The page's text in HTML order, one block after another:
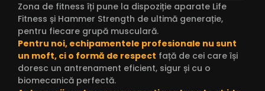
Zona de fitness îți pune la dispoziție aparate Life
Fitness și Hammer Strength de ultimă generație,
pentru fiecare grupă musculară.
Pentru noi, echipamentele profesionale nu sunt
un moft, ci o formă de respect față de cei care își
doresc un antrenament eficient, sigur și cu o
biomecanică perfectă.